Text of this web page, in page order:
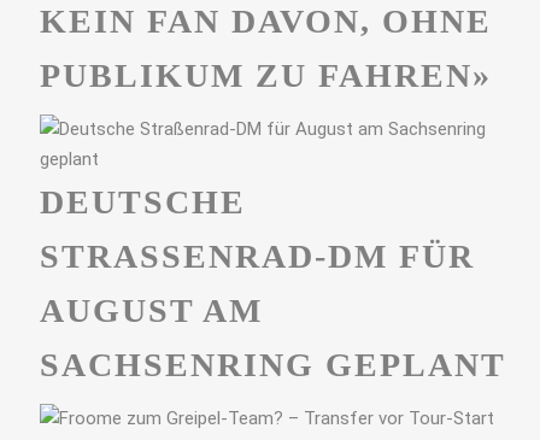
KEIN FAN DAVON, OHNE
PUBLIKUM ZU FAHREN»
DEUTSCHE
STRASSENRAD-DM FÜR A
UGUST AM S
ACHSENRING GEPLANT